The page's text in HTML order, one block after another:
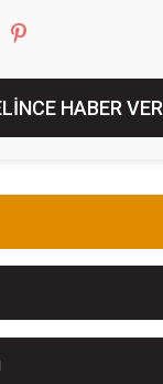
HABER VER